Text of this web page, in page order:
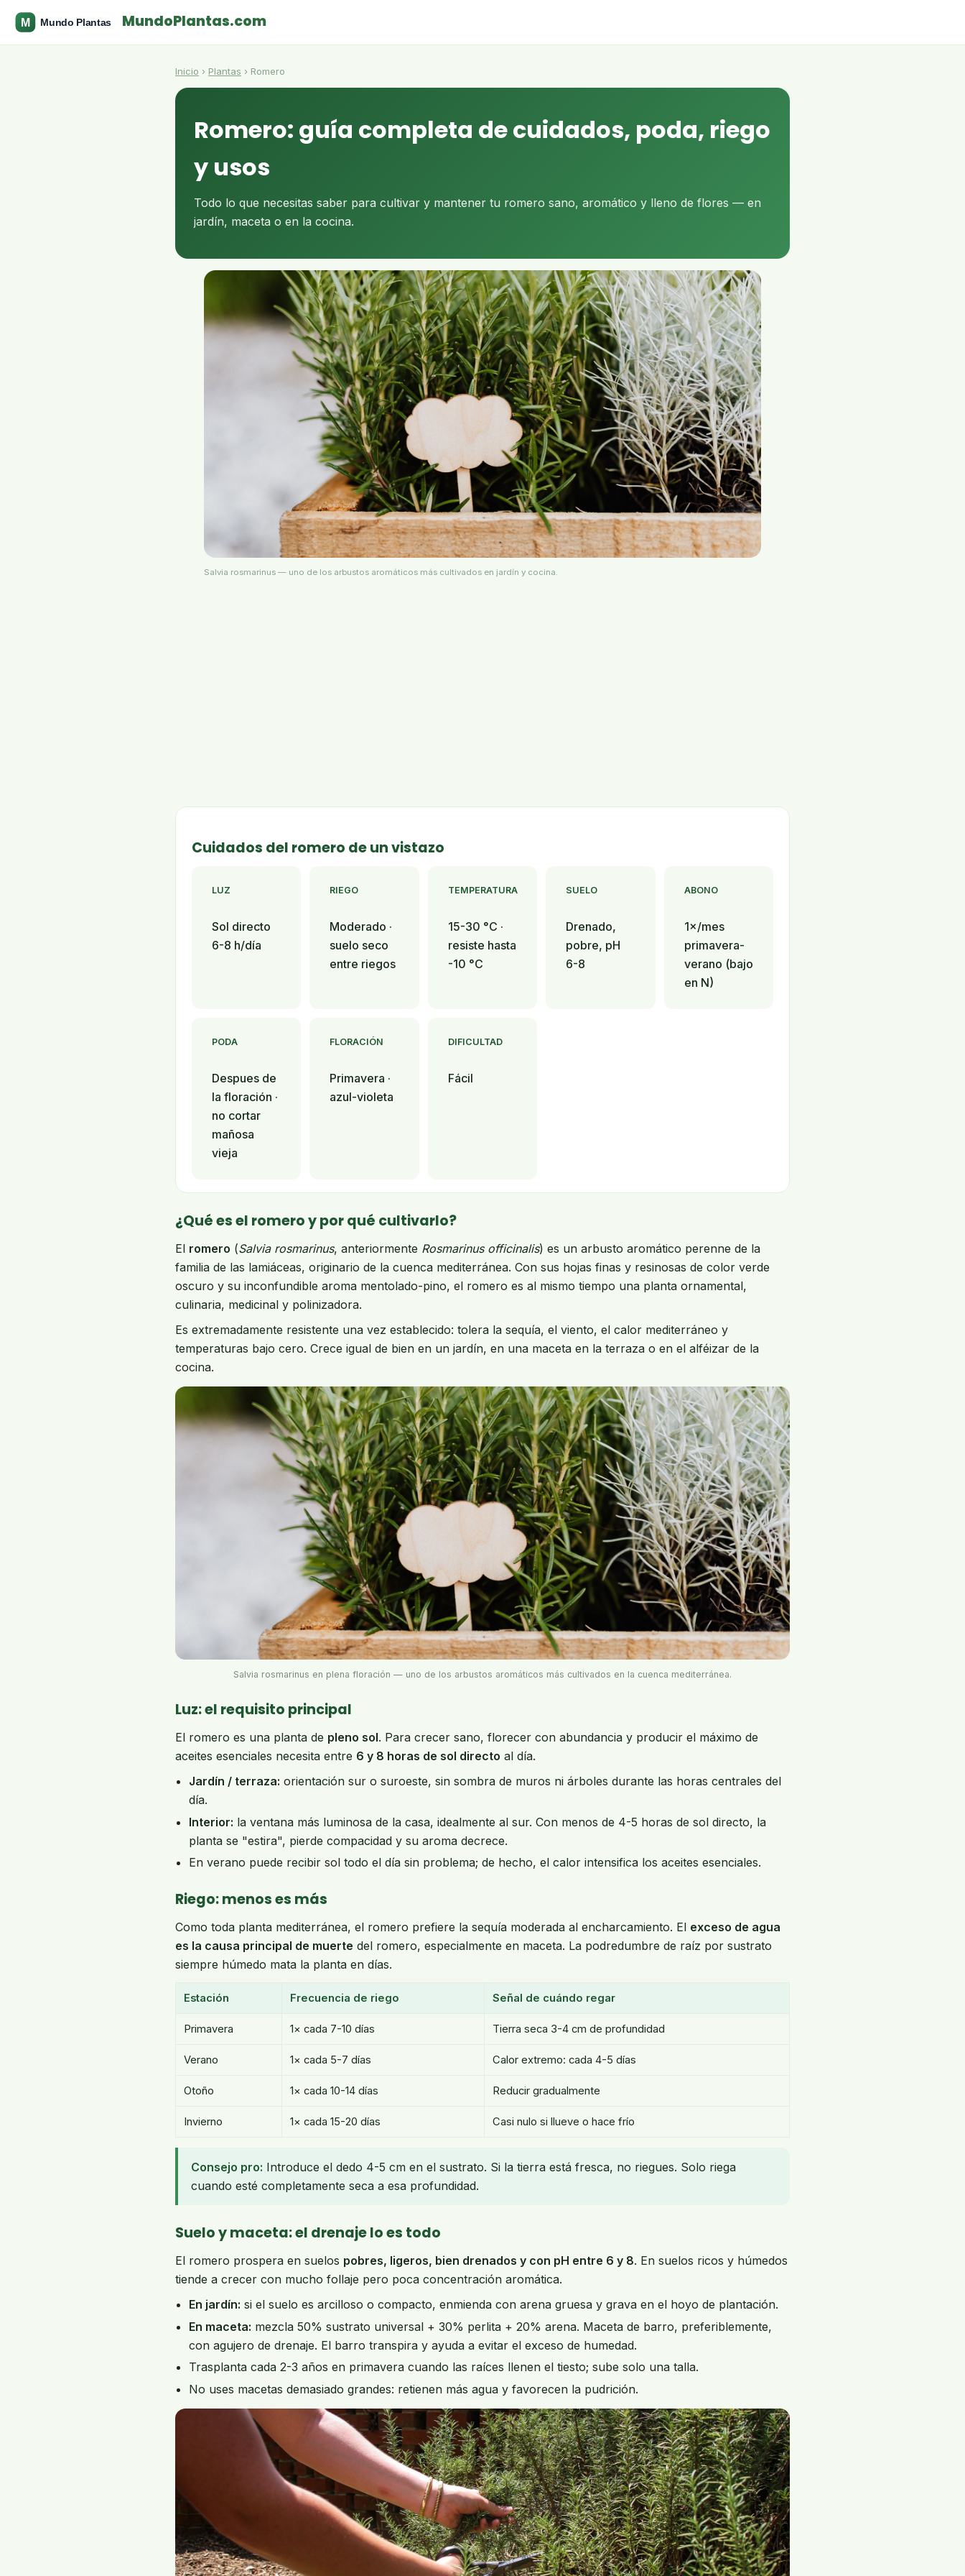
MundoPlantas.com
Inicio › Plantas › Romero
Romero: guía completa de cuidados, poda, riego
y usos
Todo lo que necesitas saber para cultivar y mantener tu romero sano, aromático y lleno de flores — en
jardín, maceta o en la cocina.
Salvia rosmarinus — uno de los arbustos aromáticos más cultivados en jardín y cocina.
Cuidados del romero de un vistazo
LUZ
Sol directo
6-8 h/día
RIEGO
Moderado ·
suelo seco
entre riegos
TEMPERATURA
15-30 °C ·
resiste hasta
-10 °C
SUELO
Drenado,
pobre, pH
6-8
ABONO
1×/mes
primavera-
verano (bajo
en N)
PODA
Despues de
la floración ·
no cortar
mañosa
vieja
FLORACIÓN
Primavera ·
azul-violeta
DIFICULTAD
Fácil
¿Qué es el romero y por qué cultivarlo?
El romero (Salvia rosmarinus, anteriormente Rosmarinus officinalis) es un arbusto aromático perenne de la
familia de las lamiáceas, originario de la cuenca mediterránea. Con sus hojas finas y resinosas de color verde
oscuro y su inconfundible aroma mentolado-pino, el romero es al mismo tiempo una planta ornamental,
culinaria, medicinal y polinizadora.
Es extremadamente resistente una vez establecido: tolera la sequía, el viento, el calor mediterráneo y
temperaturas bajo cero. Crece igual de bien en un jardín, en una maceta en la terraza o en el alféizar de la
cocina.
Salvia rosmarinus en plena floración — uno de los arbustos aromáticos más cultivados en la cuenca mediterránea.
Luz: el requisito principal
El romero es una planta de pleno sol. Para crecer sano, florecer con abundancia y producir el máximo de
aceites esenciales necesita entre 6 y 8 horas de sol directo al día.
Jardín / terraza: orientación sur o suroeste, sin sombra de muros ni árboles durante las horas centrales del
día.
Interior: la ventana más luminosa de la casa, idealmente al sur. Con menos de 4-5 horas de sol directo, la
planta se "estira", pierde compacidad y su aroma decrece.
En verano puede recibir sol todo el día sin problema; de hecho, el calor intensifica los aceites esenciales.
Riego: menos es más
Como toda planta mediterránea, el romero prefiere la sequía moderada al encharcamiento. El exceso de agua
es la causa principal de muerte del romero, especialmente en maceta. La podredumbre de raíz por sustrato
siempre húmedo mata la planta en días.
Estación Frecuencia de riego Señal de cuándo regar
Primavera 1× cada 7-10 días Tierra seca 3-4 cm de profundidad
Verano 1× cada 5-7 días Calor extremo: cada 4-5 días
Otoño 1× cada 10-14 días Reducir gradualmente
Invierno 1× cada 15-20 días Casi nulo si llueve o hace frío
Consejo pro: Introduce el dedo 4-5 cm en el sustrato. Si la tierra está fresca, no riegues. Solo riega
cuando esté completamente seca a esa profundidad.
Suelo y maceta: el drenaje lo es todo
El romero prospera en suelos pobres, ligeros, bien drenados y con pH entre 6 y 8. En suelos ricos y húmedos
tiende a crecer con mucho follaje pero poca concentración aromática.
En jardín: si el suelo es arcilloso o compacto, enmienda con arena gruesa y grava en el hoyo de plantación.
En maceta: mezcla 50% sustrato universal + 30% perlita + 20% arena. Maceta de barro, preferiblemente,
con agujero de drenaje. El barro transpira y ayuda a evitar el exceso de humedad.
Trasplanta cada 2-3 años en primavera cuando las raíces llenen el tiesto; sube solo una talla.
No uses macetas demasiado grandes: retienen más agua y favorecen la pudrición.